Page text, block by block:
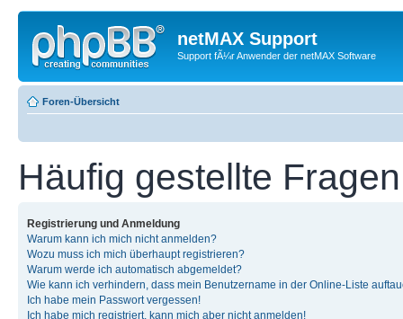
netMAX Support
Support fÃ¼r Anwender der netMAX Software
Foren-Übersicht
Häufig gestellte Fragen
Registrierung und Anmeldung
Warum kann ich mich nicht anmelden?
Wozu muss ich mich überhaupt registrieren?
Warum werde ich automatisch abgemeldet?
Wie kann ich verhindern, dass mein Benutzername in der Online-Liste
Ich habe mein Passwort vergessen!
Ich habe mich registriert, kann mich aber nicht anmelden!